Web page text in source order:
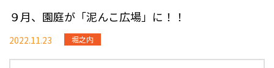
９月、園庭が「泥んこ広場」に！！
2022.11.23 堀之内